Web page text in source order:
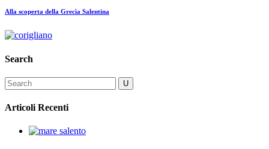
Alla scoperta della Grecìa Salentina
Search
Articoli Recenti